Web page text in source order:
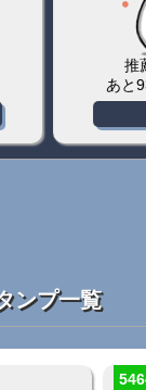
と610日20時間38分
ンプ一覧